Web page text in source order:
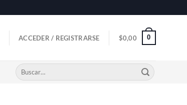
ACCEDER / REGISTRARSE $0,00 0
Buscar
por: